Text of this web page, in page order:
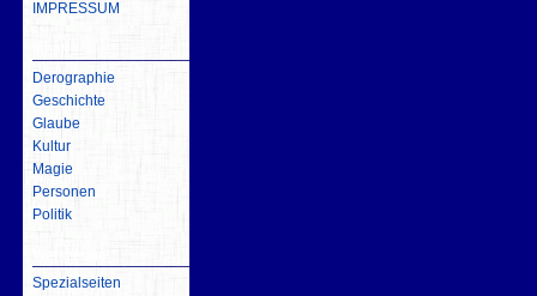
IMPRESSUM
Derographie
Geschichte
Glaube
Kultur
Magie
Personen
Politik
Spezialseiten